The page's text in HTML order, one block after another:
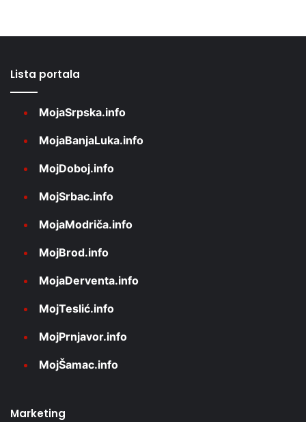
Lista portala
MojaSrpska.info
MojaBanjaLuka.info
MojDoboj.info
MojSrbac.info
MojaModriča.info
MojBrod.info
MojaDerventa.info
MojTeslić.info
MojPrnjavor.info
MojŠamac.info
Marketing